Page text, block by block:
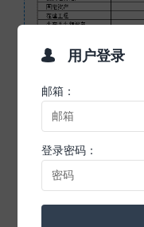
② 如何录入关
在报表左下
据—关键字—录入
 用户登录
邮箱：
登录密码：